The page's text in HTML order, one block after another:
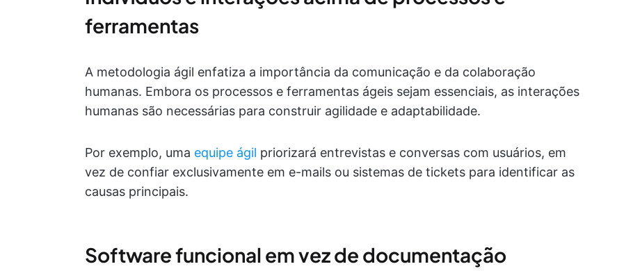
ferramentas
A metodologia ágil enfatiza a importância da comunicação e da colaboração
humanas. Embora os processos e ferramentas ágeis sejam essenciais, as interações
humanas são necessárias para construir agilidade e adaptabilidade.
Por exemplo, uma equipe ágil priorizará entrevistas e conversas com usuários, em
vez de confiar exclusivamente em e-mails ou sistemas de tickets para identificar as
causas principais.
Software funcional em vez de documentação